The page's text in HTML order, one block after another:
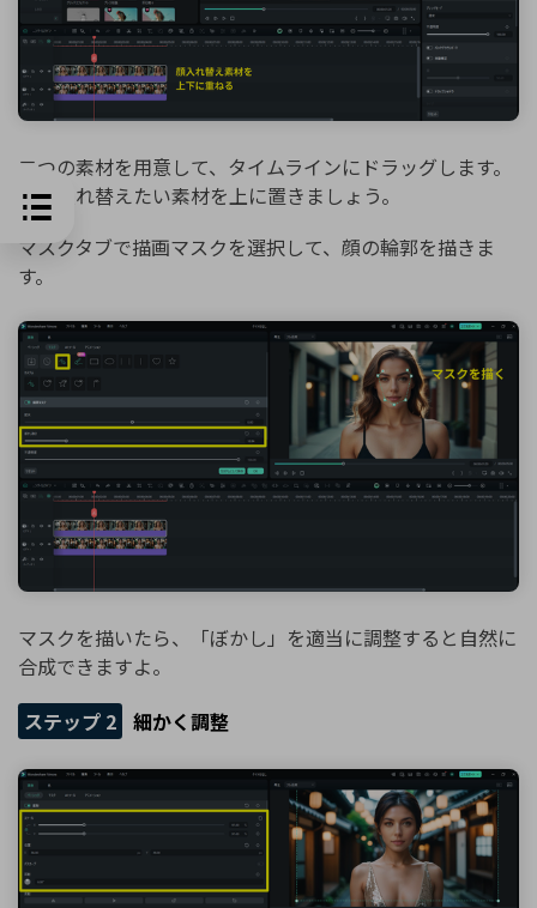
二つの素材を用意して、タイムラインにドラッグします。
顔を入れ替えたい素材を上に置きましょう。
マスクタブで描画マスクを選択して、顔の輪郭を描きま
す。
マスクを描いたら、「ぼかし」を適当に調整すると自然に
合成できますよ。
ステップ 2 細かく調整